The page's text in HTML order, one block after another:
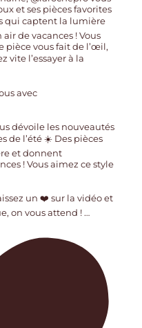
avec
dévoile les nouveautés
de l’été ☀️ Des pièces
et donnent
! Vous aimez ce style
un ❤️ sur la vidéo et
on vous attend ! …